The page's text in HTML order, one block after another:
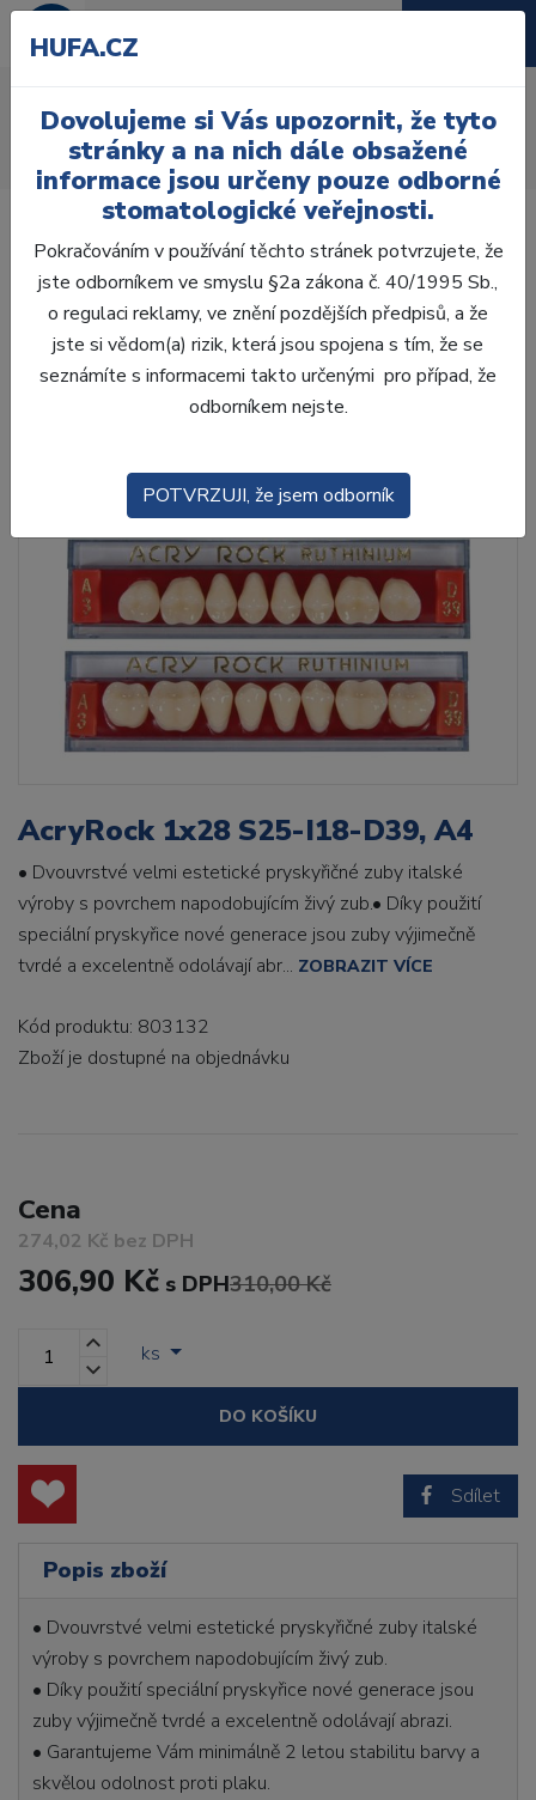
Úvod Zuby
AcryRock
AcryRock 1x28 S25-I18-D39, A4
AcryRock 1x28 S25-I18-D39, A4
• Dvouvrstvé velmi estetické pryskyřičné zuby italské
výroby s povrchem napodobujícím živý zub.• Díky použití
speciální pryskyřice nové generace jsou zuby výjimečně
tvrdé a excelentně odolávají abr... ZOBRAZIT VÍCE
Kód produktu: 803132
Zboží je dostupné na objednávku
Cena
274,02 Kč bez DPH
306,90 Kč s DPH310,00 Kč
ks
DO KOŠÍKU
Sdílet
Popis zboží
• Dvouvrstvé velmi estetické pryskyřičné zuby italské
výroby s povrchem napodobujícím živý zub.
• Díky použití speciální pryskyřice nové generace jsou
zuby výjimečně tvrdé a excelentně odolávají abrazi.
• Garantujeme Vám minimálně 2 letou stabilitu barvy a
skvělou odolnost proti plaku.
HUFA.CZ
Dovolujeme si Vás upozornit, že tyto
stránky a na nich dále obsažené
informace jsou určeny pouze odborné
stomatologické veřejnosti.
Pokračováním v používání těchto stránek potvrzujete, že
jste odborníkem ve smyslu §2a zákona č. 40/1995 Sb.,
o regulaci reklamy, ve znění pozdějších předpisů, a že
jste si vědom(a) rizik, která jsou spojena s tím, že se
seznámíte s informacemi takto určenými pro případ, že
odborníkem nejste.
POTVRZUJI, že jsem odborník